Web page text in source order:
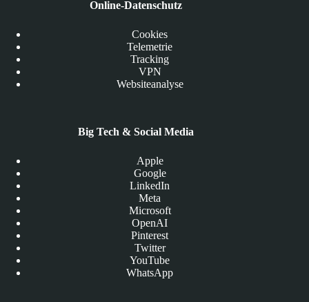
Online-Datenschutz
Cookies
Telemetrie
Tracking
VPN
Websiteanalyse
Big Tech & Social Media
Apple
Google
LinkedIn
Meta
Microsoft
OpenAI
Pinterest
Twitter
YouTube
WhatsApp